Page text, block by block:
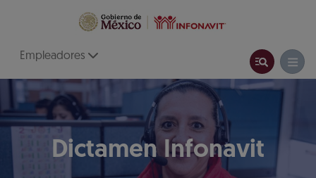
Empleadores
Dictamen Infonavit